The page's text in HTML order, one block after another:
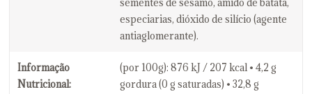
especiarias, dióxido de silício (agente
antiaglomerante).
Informação
Nutricional:
(por 100g): 876 kJ / 207 kcal • 4,2 g
gordura (0 g saturadas) • 32,8 g